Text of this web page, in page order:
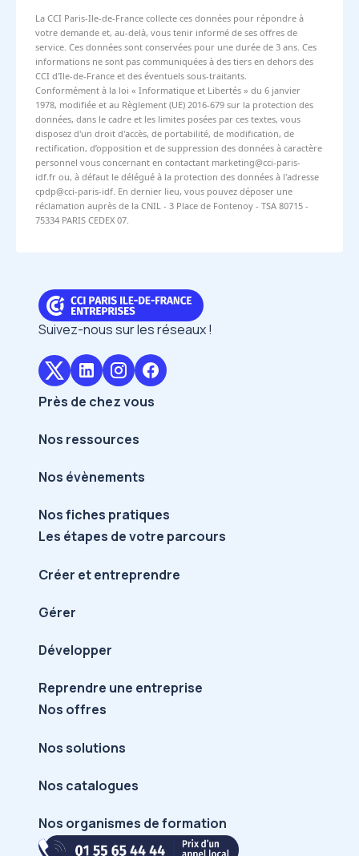
La CCI Paris-Ile-de-France collecte ces données pour répondre à
votre demande et, au-delà, vous tenir informé de ses offres de
service. Ces données sont conservées pour une durée de 3 ans. Ces
informations ne sont pas communiquées à des tiers en dehors des
CCI d'Ile-de-France et des éventuels sous-traitants.
Conformément à la loi « Informatique et Libertés » du 6 janvier
1978, modifiée et au Règlement (UE) 2016-679 sur la protection des
données, dans le cadre et les limites posées par ces textes, vous
disposez d'un droit d'accès, de portabilité, de modification, de
rectification, d’opposition et de suppression des données à caractère
personnel vous concernant en contactant marketing@cci-paris-
idf.fr ou, à défaut le délégué à la protection des données à l'adresse
cpdp@cci-paris-idf. En dernier lieu, vous pouvez déposer une
réclamation auprès de la CNIL - 3 Place de Fontenoy - TSA 80715 -
75334 PARIS CEDEX 07.
Suivez-nous sur les réseaux !
Près de chez vous
Nos ressources
Nos évènements
Nos fiches pratiques
Les étapes de votre parcours
Créer et entreprendre
Gérer
Développer
Reprendre une entreprise
Nos offres
Nos solutions
Nos catalogues
Nos organismes de formation